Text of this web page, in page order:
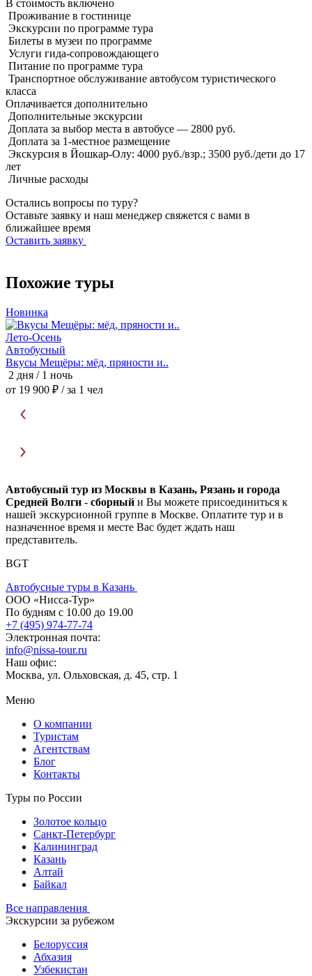
В стоимость включено
Проживание в гостинице
Экскурсии по программе тура
Билеты в музеи по программе
Услуги гида-сопровождающего
Питание по программе тура
Транспортное обслуживание автобусом туристического
класса
Оплачивается дополнительно
Дополнительные экскурсии
Доплата за выбор места в автобусе — 2800 руб.
Доплата за 1-местное размещение
Экскурсия в Йошкар-Олу: 4000 руб./взр.; 3500 руб./дети до 17
лет
Личные расходы
Остались вопросы по туру?
Оставьте заявку и наш менеджер свяжется с вами в
ближайшее время
Оставить заявку
Похожие туры
Новинка
Лето-Осень
Автобусный
Вкусы Мещёры: мёд, пряности и..
2 дня / 1 ночь
от 19 900 ₽ / за 1 чел
Автобусный тур из Москвы в Казань, Рязань и города
Средней Волги - сборный и Вы можете присоединиться к
нашей экскурсионной группе в Москве. Оплатите тур и в
назначенное время и месте Вас будет ждать наш
представитель.
BGT
Автобусные туры в Казань
ООО «Нисса-Тур»
По будням с 10.00 до 19.00
+7 (495) 974-77-74
Электронная почта:
info@nissa-tour.ru
Наш офис:
Москва, ул. Ольховская, д. 45, стр. 1
Меню
О компании
Туристам
Агентствам
Блог
Контакты
Туры по России
Золотое кольцо
Санкт-Петербург
Калининград
Казань
Алтай
Байкал
Все направления
Экскурсии за рубежом
Белоруссия
Абхазия
Узбекистан